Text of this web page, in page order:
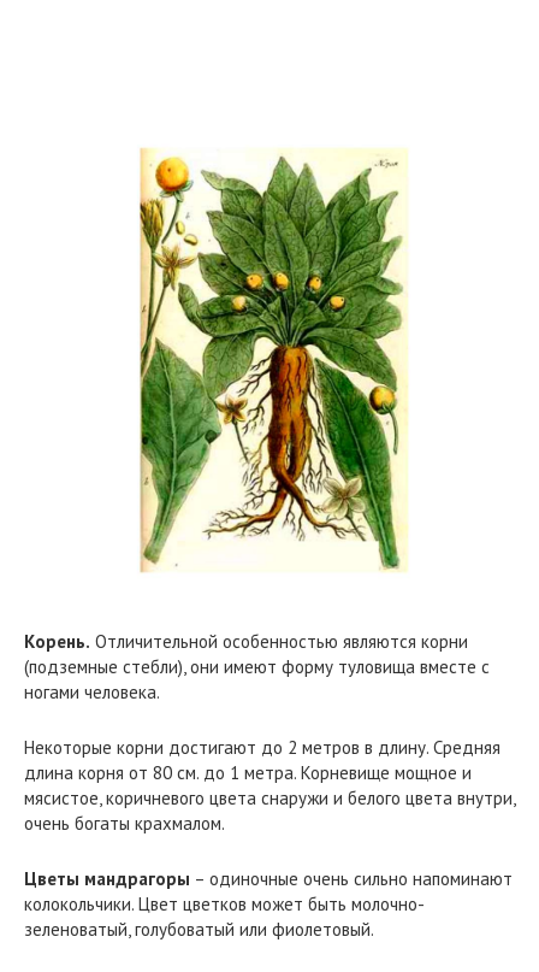
Корень. Отличительной особенностью являются корни
(подземные стебли), они имеют форму туловища вместе с
ногами человека.
Некоторые корни достигают до 2 метров в длину. Средняя
длина корня от 80 см. до 1 метра. Корневище мощное и
мясистое, коричневого цвета снаружи и белого цвета внутри,
очень богаты крахмалом.
Цветы мандрагоры – одиночные очень сильно напоминают
колокольчики. Цвет цветков может быть молочно-
зеленоватый, голубоватый или фиолетовый.